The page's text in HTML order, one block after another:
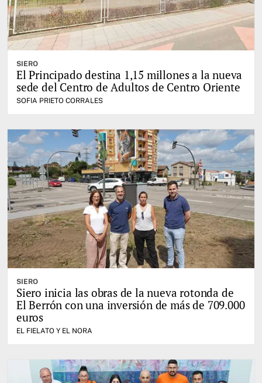
SIERO
El Principado destina 1,15 millones a la nueva
sede del Centro de Adultos de Centro Oriente
SOFIA PRIETO CORRALES
SIERO
Siero inicia las obras de la nueva rotonda de
El Berrón con una inversión de más de 709.000
euros
EL FIELATO Y EL NORA